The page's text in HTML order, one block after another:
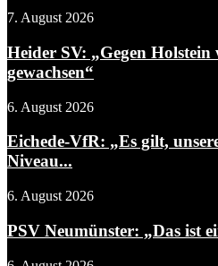
7. August 2026
Heider SV: „Gegen
gewachsen“
6. August 2026
Eichede-VfR: „Es gilt,
Niveau...
6. August 2026
PSV Neumünster: „Das ist